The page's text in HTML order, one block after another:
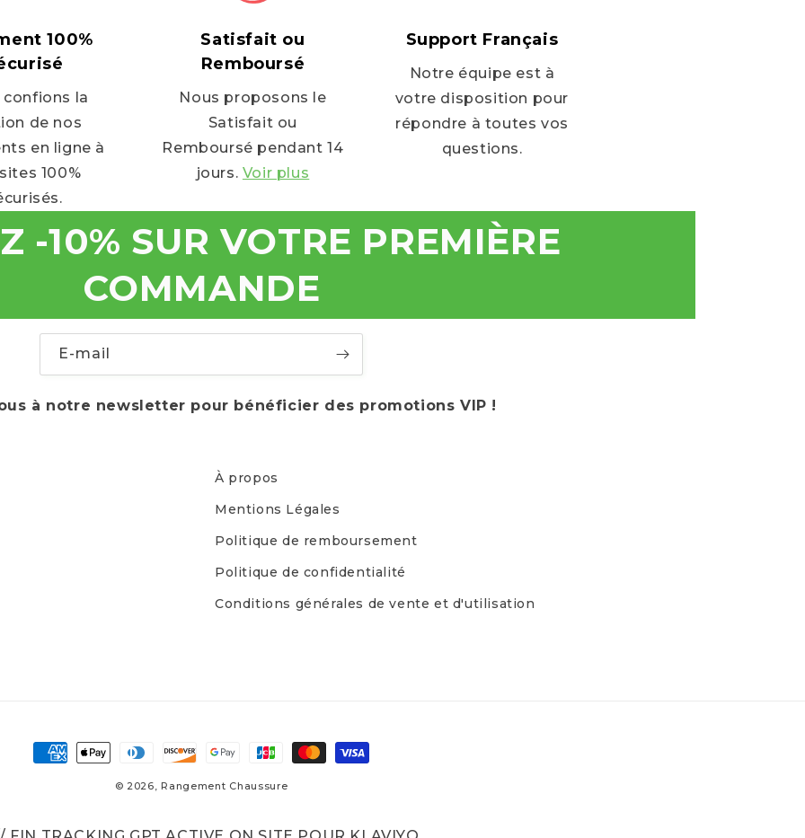
100%
confions la
de nos
en ligne à
100%
Satisfait ou
Remboursé
Nous proposons le
Satisfait ou
Remboursé pendant 14
jours. Voir plus
Support Français
Notre équipe est à
votre disposition pour
répondre à toutes vos
questions.
-10% SUR VOTRE PREMIÈRE
COMMANDE
E-mail
à notre newsletter pour bénéficier des promotions VIP !
À propos
Mentions Légales
Politique de remboursement
Politique de confidentialité
Conditions générales de vente et d'utilisation
Moyens
© 2026,Rangement Chaussure